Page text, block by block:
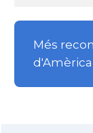
Més
d'Amèrica